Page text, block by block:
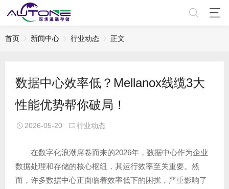
首页 新闻中心 行业动态 正文
数据中心效率低？Mellanox线缆3大
性能优势帮你破局！
2026-05-20 行业动态
在数字化浪潮席卷而来的2026年，数据中心作为企业
数据处理和存储的核心枢纽，其运行效率至关重要。然
而，许多数据中心正面临着效率低下的困扰，严重影响了